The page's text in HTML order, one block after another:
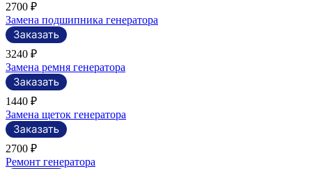
2700 ₽
Замена подшипника генератора
3240 ₽
Замена ремня генератора
1440 ₽
Замена щеток генератора
2700 ₽
Ремонт генератора